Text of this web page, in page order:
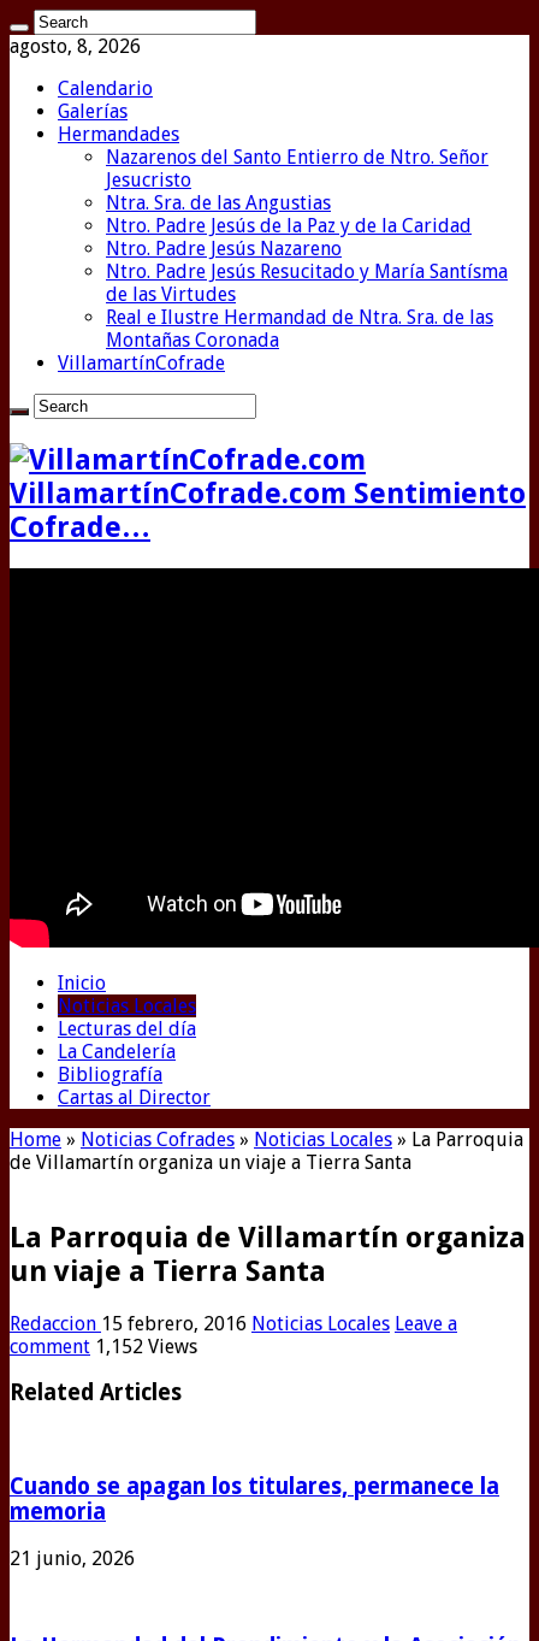
agosto, 8, 2026
Calendario
Galerías
Hermandades
Nazarenos del Santo Entierro de Ntro. Señor
Jesucristo
Ntra. Sra. de las Angustias
Ntro. Padre Jesús de la Paz y de la Caridad
Ntro. Padre Jesús Nazareno
Ntro. Padre Jesús Resucitado y María Santísma
de las Virtudes
Real e Ilustre Hermandad de Ntra. Sra. de las
Montañas Coronada
VillamartínCofrade
VillamartínCofrade.com Sentimiento
Cofrade…
Inicio
Noticias Locales
Lecturas del día
La Candelería
Bibliografía
Cartas al Director
Home » Noticias Cofrades » Noticias Locales » La Parroquia
de Villamartín organiza un viaje a Tierra Santa
La Parroquia de Villamartín organiza
un viaje a Tierra Santa
Redaccion 15 febrero, 2016 Noticias Locales Leave a
comment 1,152 Views
Related Articles
Cuando se apagan los titulares, permanece la
memoria
21 junio, 2026